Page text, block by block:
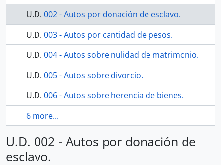
U.D. 002 - Autos por donación de esclavo.
U.D. 003 - Autos por cantidad de pesos.
U.D. 004 - Autos sobre nulidad de matrimonio.
U.D. 005 - Autos sobre divorcio.
U.D. 006 - Autos sobre herencia de bienes.
6 more...
U.D. 002 - Autos por donación de
esclavo.